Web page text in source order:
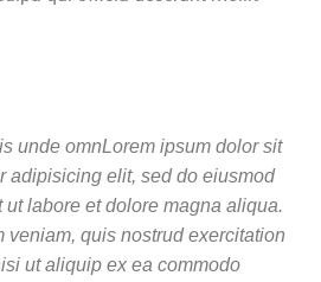
unde omnLorem ipsum dolor sit
adipisicing elit, sed do eiusmod
labore et dolore magna aliqua.
veniam, quis nostrud exercitation
ut aliquip ex ea commodo